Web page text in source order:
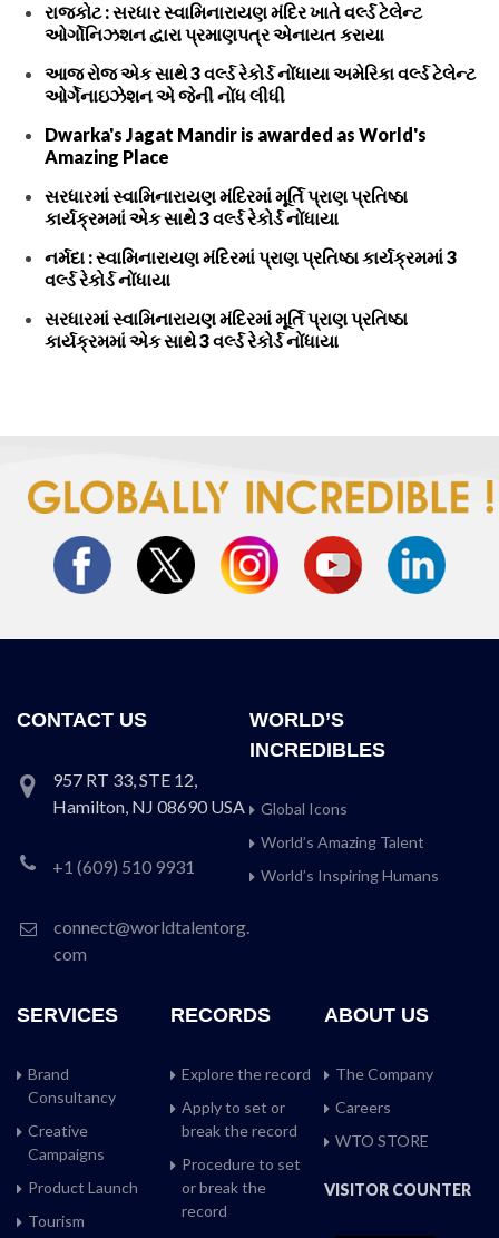
રાજકોટ : સરધાર સ્વામિનારાયણ મંદિર ખાતે વર્લ્ડ ટેલેન્ટ
ઓર્ગોનિઝશન દ્વારા પ્રમાણપત્ર એનાયત કરાયા
આજ રોજ એક સાથે 3 વર્લ્ડ રેકોર્ડ નોંધાયા અમેરિકા વર્લ્ડ ટેલેન્ટ
ઓર્ગેનાઇઝેશન એ જેની નોંધ લીધી
Dwarka's Jagat Mandir is awarded as World's
Amazing Place
સરધારમાં સ્વામિનારાયણ મંદિરમાં મૂર્તિ પ્રાણ પ્રતિષ્ઠા
કાર્યક્રમમાં એક સાથે 3 વર્લ્ડ રેકોર્ડ નોંધાયા
નર્મદા : સ્વામિનારાયણ મંદિરમાં પ્રાણ પ્રતિષ્ઠા કાર્યક્રમમાં 3
વર્લ્ડ રેકોર્ડ નોંધાયા
સરધારમાં સ્વામિનારાયણ મંદિરમાં મૂર્તિ પ્રાણ પ્રતિષ્ઠા
કાર્યક્રમમાં એક સાથે 3 વર્લ્ડ રેકોર્ડ નોંધાયા
CONTACT US
957 RT 33, STE 12,
Hamilton, NJ 08690 USA
+1 (609) 510 9931
connect@worldtalentorg.
com
WORLD’S
INCREDIBLES
Global Icons
World’s Amazing Talent
World’s Inspiring Humans
SERVICES
Brand
Consultancy
Creative
Campaigns
Product Launch
Tourism
RECORDS
Explore the record
Apply to set or
break the record
Procedure to set
or break the
record
ABOUT US
The Company
Careers
WTO STORE
VISITOR COUNTER